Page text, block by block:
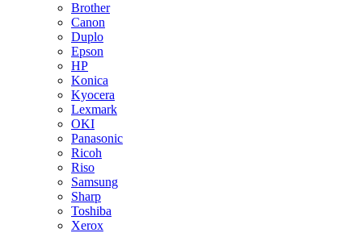
Brother
Canon
Duplo
Epson
HP
Konica
Kyocera
Lexmark
OKI
Panasonic
Ricoh
Riso
Samsung
Sharp
Toshiba
Xerox